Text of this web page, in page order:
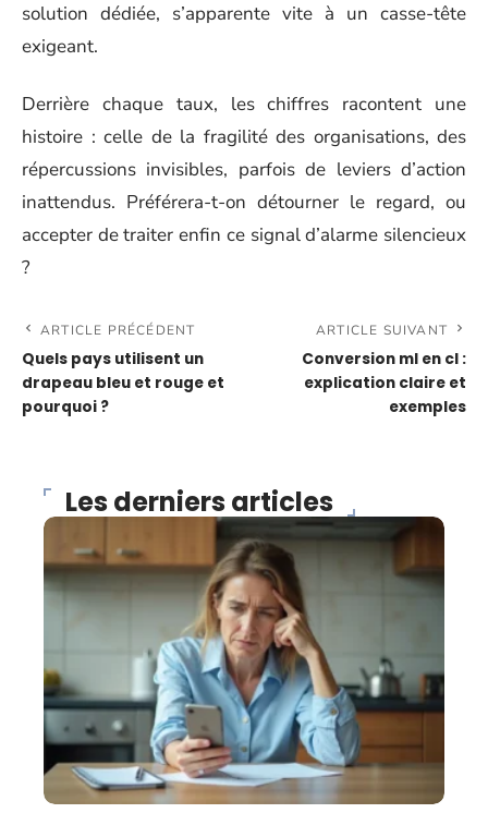
solution dédiée, s’apparente vite à un casse-tête
exigeant.
Derrière chaque taux, les chiffres racontent une
histoire : celle de la fragilité des organisations, des
répercussions invisibles, parfois de leviers d’action
inattendus. Préférera-t-on détourner le regard, ou
accepter de traiter enfin ce signal d’alarme silencieux
?
ARTICLE PRÉCÉDENT
Quels pays utilisent un
drapeau bleu et rouge et
pourquoi ?
ARTICLE SUIVANT
Conversion ml en cl :
explication claire et
exemples
Les derniers articles